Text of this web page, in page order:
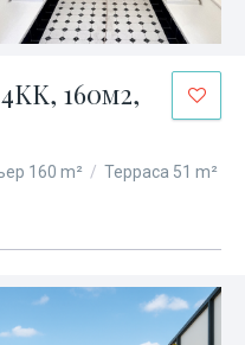
160м2,
160 m² / Терраса 51 m²